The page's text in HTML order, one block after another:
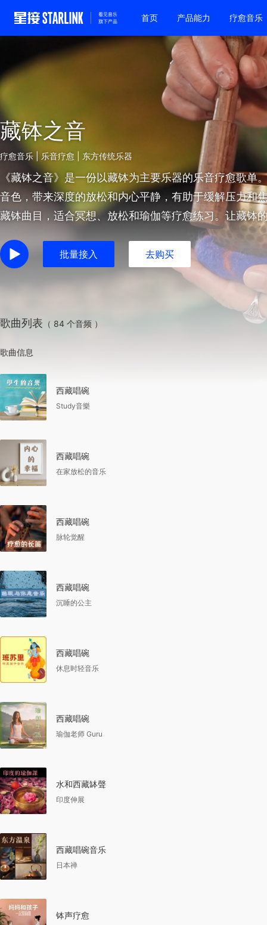
首页 产品能力 疗愈音乐
藏钵之音
疗愈音乐 | 乐音疗愈 | 东方传统乐器
《藏钵之音》是一份以藏钵为主要乐器的乐音疗愈歌单
音色，带来深度的放松和内心平静，有助于缓解压力和
藏钵曲目，适合冥想、放松和瑜伽等疗愈练习。让藏钵
安静、舒适的疗愈空间，重新获得内心的平静和平衡。
批量接入 去购买
歌曲列表 （ 84 个音频 ）
歌曲信息
西藏唱碗
Study音樂
西藏唱碗
在家放松的音乐
西藏唱碗
脉轮觉醒
西藏唱碗
沉睡的公主
西藏唱碗
休息时轻音乐
西藏唱碗
瑜伽老师 Guru
水和西藏缽聲
印度伸展
西藏唱碗音乐
日本禅
钵声疗愈